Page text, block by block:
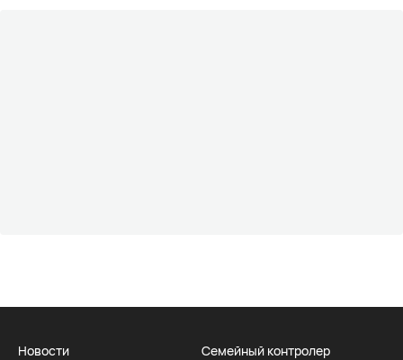
Новости
Семейный контролер